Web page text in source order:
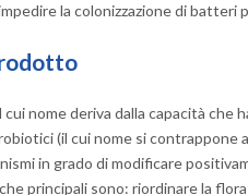
la colonizzazione di batteri
nome deriva dalla capacità
(il cui nome si contrappone
in grado di modificare
principali sono: riordinare la